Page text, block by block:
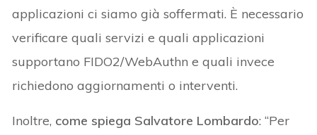
applicazioni ci siamo già soffermati. È necessario
verificare quali servizi e quali applicazioni
supportano FIDO2/WebAuthn e quali invece
richiedono aggiornamenti o interventi.
Inoltre, come spiega Salvatore Lombardo: “Per